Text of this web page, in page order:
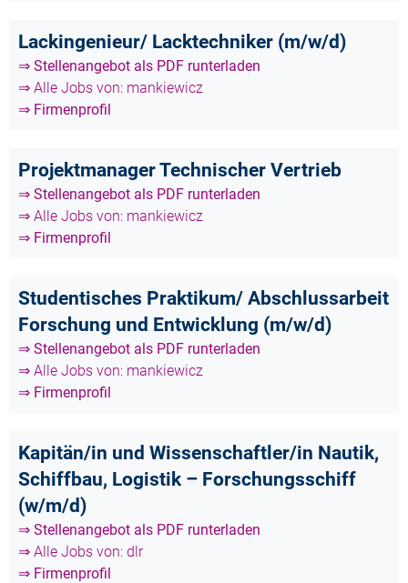
Lackingenieur/ Lacktechniker (m/w/d)
⇒ Stellenangebot als PDF runterladen
⇒ Alle Jobs von: mankiewicz
⇒ Firmenprofil
Projektmanager Technischer Vertrieb
⇒ Stellenangebot als PDF runterladen
⇒ Alle Jobs von: mankiewicz
⇒ Firmenprofil
Studentisches Praktikum/ Abschlussarbeit
Forschung und Entwicklung (m/w/d)
⇒ Stellenangebot als PDF runterladen
⇒ Alle Jobs von: mankiewicz
⇒ Firmenprofil
Kapitän/in und Wissenschaftler/in Nautik,
Schiffbau, Logistik – Forschungsschiff
(w/m/d)
⇒ Stellenangebot als PDF runterladen
⇒ Alle Jobs von: dlr
⇒ Firmenprofil